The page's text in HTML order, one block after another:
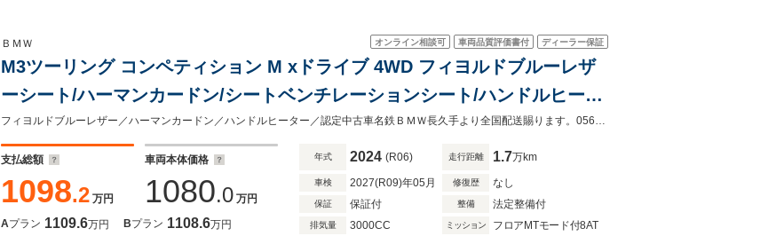
オンライン相談可 車両品質評価書付 ディーラー保証
ＢＭＷ
M3ツーリング コンペティション M xドライブ 4WD フィヨルドブルーレザ
ーシート/ハーマンカードン/シートベンチレーションシート/ハンドルヒータ
ー/純正地デジチューナー/レーザーライト/認定中古車
フィヨルドブルーレザー／ハーマンカードン／ハンドルヒーター／認定中古車名鉄ＢＭＷ長久手より全国配送賜ります。0561-65-0700までお気軽にお問合せ願います。
支払総額
1098.2 万円
車両本体価格
1080.0 万円
Aプラン 1109.6万円 Bプラン 1108.6万円
年式 2024 (R06) 走行距離 1.7万km
車検 2027(R09)年05月 修復歴 なし
保証 保証付 整備 法定整備付
排気量 3000CC ミッション フロアMTモード付8AT